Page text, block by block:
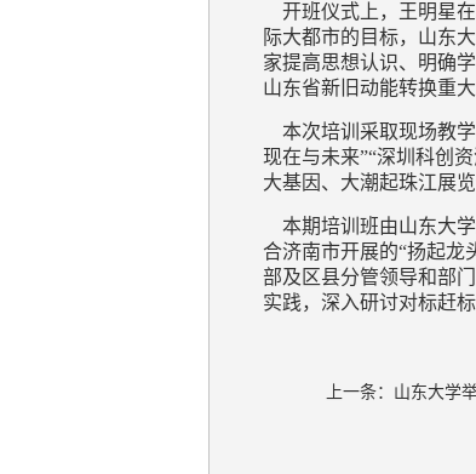
开班仪式上，王明星在
际大都市的目标，山东
家提高思想认识、明确
山东省新旧动能转换重
本次培训采取现场教学
现在与未来”“深圳科创
大基因、大潮起珠江展
本期培训班由山东大
合济南市开展的“扬起龙
部及区县分管领导和部
实践，深入研讨对标赶标
上一条： 山东大学